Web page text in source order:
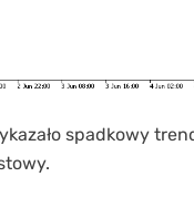
spadkowy